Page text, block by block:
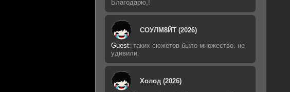
Благодарю,!
СОУЛМ8ЙТ (2026)
Guest: таких сюжетов было множество. не
удивили.
Холод (2026)